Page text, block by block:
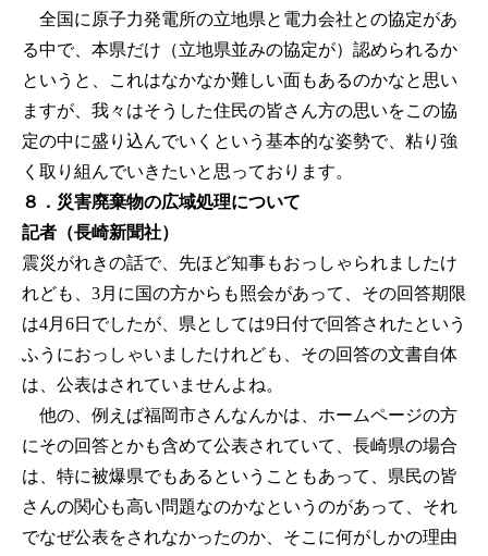
全国に原子力発電所の立地県と電力会社との協定があ
る中で、本県だけ（立地県並みの協定が）認められるか
というと、これはなかなか難しい面もあるのかなと思い
ますが、我々はそうした住民の皆さん方の思いをこの協
定の中に盛り込んでいくという基本的な姿勢で、粘り強
く取り組んでいきたいと思っております。
８．災害廃棄物の広域処理について
記者（長崎新聞社）
震災がれきの話で、先ほど知事もおっしゃられましたけ
れども、3月に国の方からも照会があって、その回答期限
は4月6日でしたが、県としては9日付で回答されたという
ふうにおっしゃいましたけれども、その回答の文書自体
は、公表はされていませんよね。
他の、例えば福岡市さんなんかは、ホームページの方
にその回答とかも含めて公表されていて、長崎県の場合
は、特に被爆県でもあるということもあって、県民の皆
さんの関心も高い問題なのかなというのがあって、それ
でなぜ公表をされなかったのか、そこに何がしかの理由